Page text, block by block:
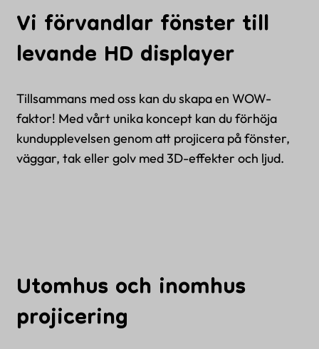
Vi förvandlar fönster till
levande HD displayer
Tillsammans med oss kan du skapa en WOW-
faktor! Med vårt unika koncept kan du förhöja
kundupplevelsen genom att projicera på fönster,
väggar, tak eller golv med 3D-effekter och ljud.
Utomhus och inomhus
projicering